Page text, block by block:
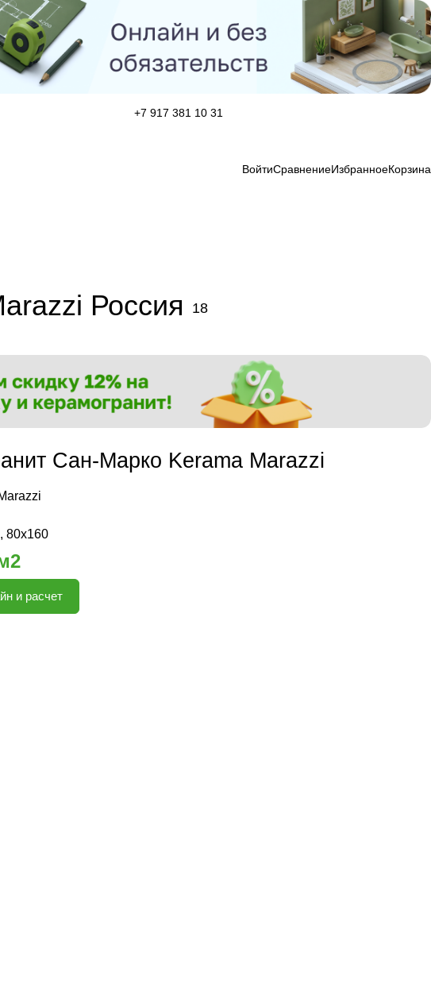
+7 917 381 10 31
ВойтиСравнениеИзбранноеКорзина
Россия 18
Сан-Марко Kerama Marazzi
80х160
и расчет